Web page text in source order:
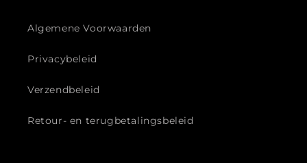
Algemene Voorwaarden
Privacybeleid
Verzendbeleid
Retour- en terugbetalingsbeleid